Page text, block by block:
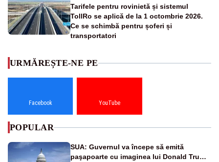
Tarifele pentru rovinietă și sistemul
TollRo se aplică de la 1 octombrie 2026.
Ce se schimbă pentru șoferi și
transportatori
URMĂREȘTE-NE PE
Facebook YouTube
POPULAR
SUA: Guvernul va începe să emită
paşapoarte cu imaginea lui Donald Trump